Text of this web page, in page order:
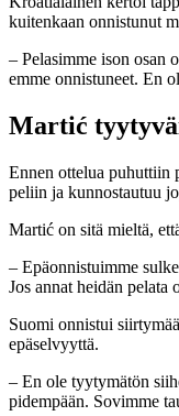
kuitenkaan onnistunut
– Pelasimme ison osan
emme onnistuneet. En
Martić
Ennen ottelua puhuttiin
peliin ja kunnostautuu
Martić on sitä mieltä,
– Epäonnistuimme
Jos annat heidän
Suomi onnistui
epäselvyyttä.
– En ole tyytymätön
pidempään. Sovimme